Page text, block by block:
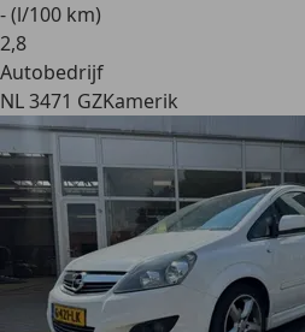
- (l/100 km)
2,8
Autobedrijf
NL 3471 GZKamerik